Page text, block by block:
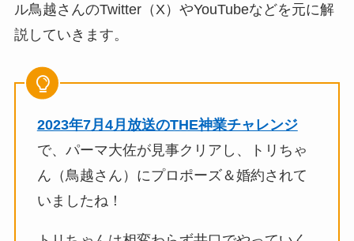
ル鳥越さんのTwitter（X）やYouTubeなどを元に解
説していきます。
2023年7月4月放送のTHE神業チャレンジ
で、パーマ大佐が見事クリアし、トリちゃ
ん（鳥越さん）にプロポーズ＆婚約されて
いましたね！